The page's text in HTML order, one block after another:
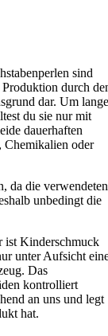
sind
durch
dar. Um
du sie nur mit
dauerhaften
Chemikalien oder
da die verwendeten
unbedingt die
ist Kinderschmuck
unter Aufsicht
Das
kontrolliert
an uns und legt
hat.